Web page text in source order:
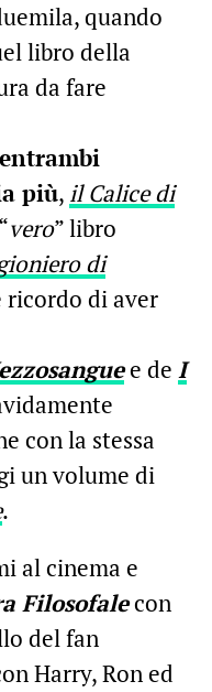
quando
libro della
da fare
più, il Calice di
vero” libro
di
di aver
e de I
con la stessa
un volume di
.
al cinema e
Filosofalecon
del fan
Harry, Ron ed